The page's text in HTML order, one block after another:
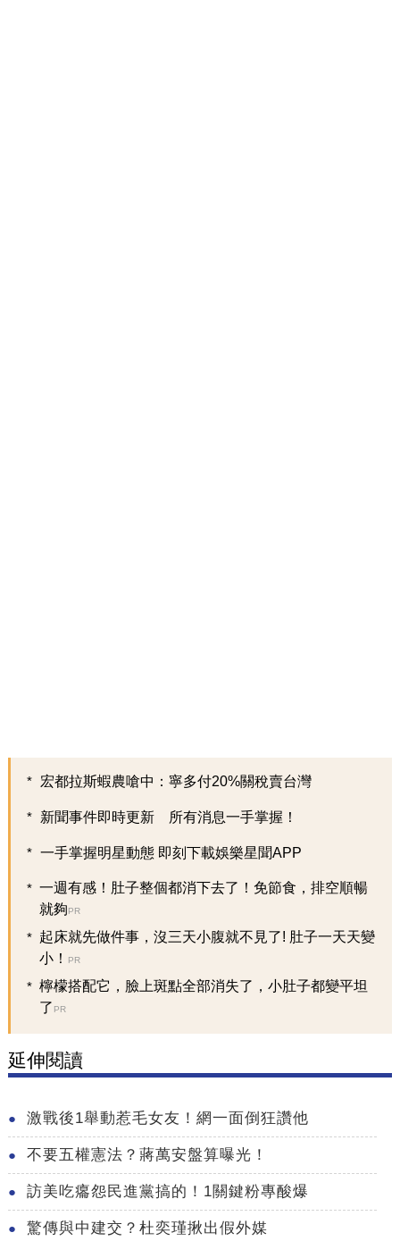
宏都拉斯蝦農嗆中：寧多付20%關稅賣台灣
新聞事件即時更新 所有消息一手掌握！
一手掌握明星動態 即刻下載娛樂星聞APP
一週有感！肚子整個都消下去了！免節食，排空順暢
就夠 PR
起床就先做件事，沒三天小腹就不見了! 肚子一天天變
小！
PR
檸檬搭配它，臉上斑點全部消失了，小肚子都變平坦
了 PR
延伸閱讀
激戰後1舉動惹毛女友！網一面倒狂讚他
不要五權憲法？蔣萬安盤算曝光！
訪美吃癟怨民進黨搞的！1關鍵粉專酸爆
驚傳與中建交？杜奕瑾揪出假外媒